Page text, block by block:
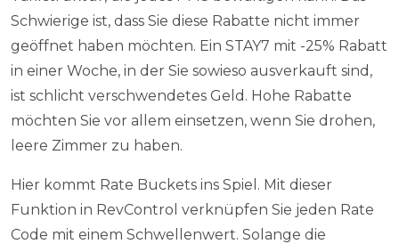
Schwierige ist, dass Sie diese Rabatte nicht immer
geöffnet haben möchten. Ein STAY7 mit -25% Rabatt
in einer Woche, in der Sie sowieso ausverkauft sind,
ist schlicht verschwendetes Geld. Hohe Rabatte
möchten Sie vor allem einsetzen, wenn Sie drohen,
leere Zimmer zu haben.
Hier kommt Rate Buckets ins Spiel. Mit dieser
Funktion in RevControl verknüpfen Sie jeden Rate
Code mit einem Schwellenwert. Solange die